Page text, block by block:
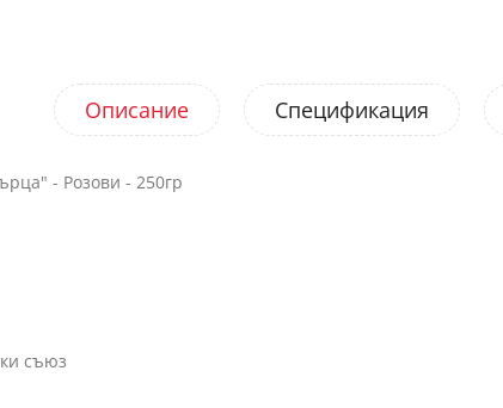
Описание Спецификация
- Розови - 250гр
съюз